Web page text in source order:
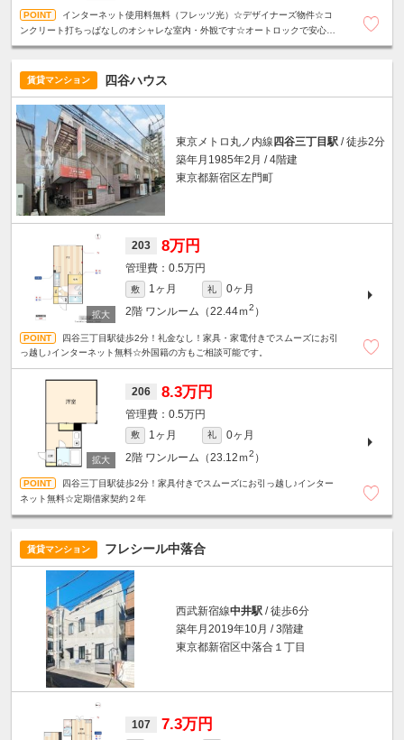
インターネット使用料無料（フレッツ光）☆デザイナーズ物件☆コ
ンクリート打ちっぱなしのオシャレな室内・外観です☆オートロックで安心☆
賃貸マンション 四谷ハウス
東京メトロ丸ノ内線 四谷三丁目駅 / 徒歩2分
築年月1985年2月 / 4階建
東京都新宿区左門町
203 8万円
0.5万円
敷 1ヶ月 礼
0ヶ月
2階 ワンルーム（22.44ｍ2 ）
四谷三丁目駅徒歩2分！礼金なし！家具・家電付きでスムーズにお引
っ越し♪インターネット無料☆外国籍の方もご相談可能です。
206 8.3万円
0.5万円
敷 1ヶ月 礼
0ヶ月
2階 ワンルーム（23.12ｍ2 ）
四谷三丁目駅徒歩2分！家具付きでスムーズにお引っ越し♪インター
ネット無料☆定期借家契約２年
賃貸マンション フレシール中落合
西武新宿線中井駅 / 徒歩6分
築年月2019年10月 / 3階建
東京都新宿区中落合１丁目
107 7.3万円